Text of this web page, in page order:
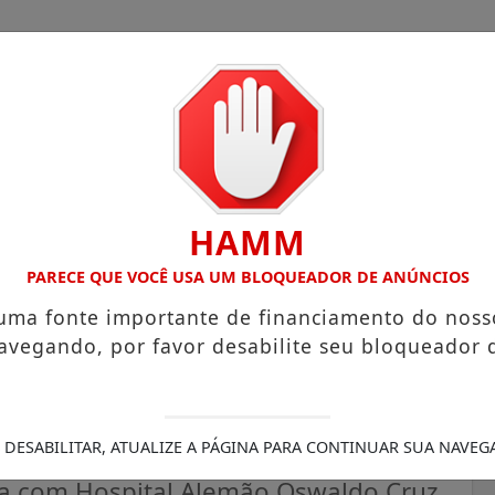
ATUAÇÃO VOLTADA AO MUNICÍPIO RECEITA FEDERAL
o Projeto Saúde Redes
municípios
HAMM
PARECE QUE VOCÊ USA UM BLOQUEADOR DE ANÚNCIOS
fonte importante de financiamento do
por favor desabilite seu bloqueador
DESABILITAR, ATUALIZE A PÁGINA PARA CONTINUAR SUA